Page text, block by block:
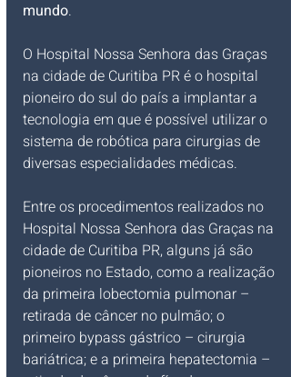
mundo.
O Hospital Nossa Senhora das Graças
na cidade de Curitiba PR é o hospital
pioneiro do sul do país a implantar a
tecnologia em que é possível utilizar o
sistema de robótica para cirurgias de
diversas especialidades médicas.
Entre os procedimentos realizados no
Hospital Nossa Senhora das Graças na
cidade de Curitiba PR, alguns já são
pioneiros no Estado, como a realização
da primeira lobectomia pulmonar –
retirada de câncer no pulmão; o
primeiro bypass gástrico – cirurgia
bariátrica; e a primeira hepatectomia –